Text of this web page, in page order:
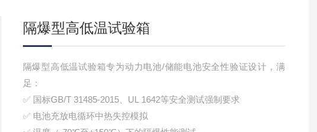
隔爆型高低温试验箱
隔爆型高低温试验箱专为动力电池/储能电池安全性验证设计，满
足：
✅ 国标GB/T 31485-2015、UL 1642等安全测试强制要求
✅ 电池充放电循环中热失控模拟